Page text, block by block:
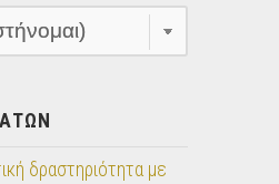
δραστηριότητα με